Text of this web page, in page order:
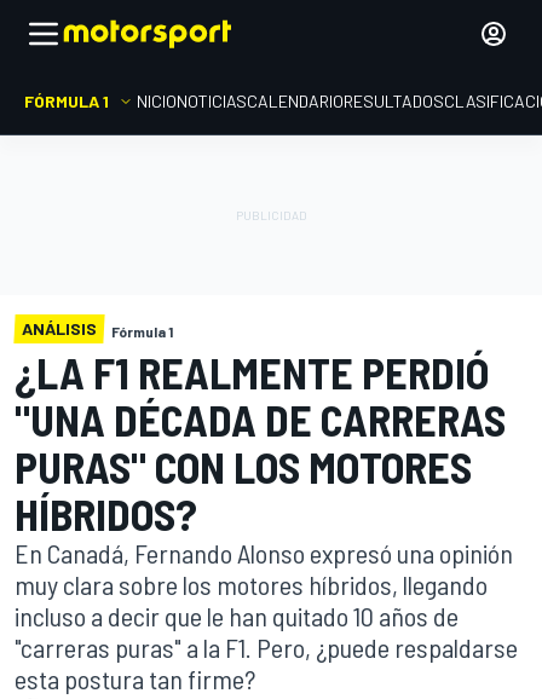
FÓRMULA 1 INICIONOTICIASCALENDARIORESULTADOS
ANÁLISIS Fórmula 1
¿LA F1 REALMENTE PERDIÓ
"UNA DÉCADA DE CARRERAS
PURAS" CON LOS MOTORES
HÍBRIDOS?
En Canadá, Fernando Alonso expresó una opinión
muy clara sobre los motores híbridos, llegando
incluso a decir que le han quitado 10 años de
"carreras puras" a la F1. Pero, ¿puede respaldarse
esta postura tan firme?